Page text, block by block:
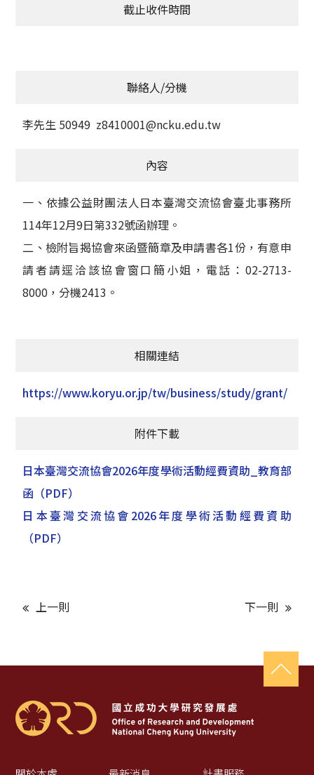
截止收件時間
聯絡人/分機
李先生 50949 z8410001@ncku.edu.tw
內容
一、依據公益財團法人日本臺灣交流協會臺北事務所
114年12月9日第332號函辦理。
二、檢附旨揭協會來函暨簡章及申請書各1份，有意申
請者請逕洽該協會窗口簡小姐，電話：02-2713-
8000，分機2413。
相關連結
https://www.koryu.or.jp/tw/business/study/grant/
附件下載
日本臺灣交流協會2026年度學術活動經費資助_教育部
函 （PDF）
日本臺灣交流協會2026年度學術活動經費資助
（PDF）
上一則 下一則